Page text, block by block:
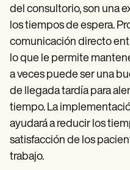
del consultorio, son una
los tiempos de espera.
comunicación directo
lo que le permite
a veces puede ser una
de llegada tardía para
tiempo. La
ayudará a reducir los
satisfacción de los
trabajo.